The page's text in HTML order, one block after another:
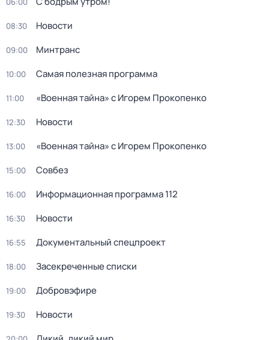
08:30 Новости
09:00 Минтранс
10:00 Самая полезная программа
11:00 «Военная тайна» с Игорем Прокопенко
12:30 Новости
13:00 «Военная тайна» с Игорем Прокопенко
15:00 Совбез
16:00 Информационная программа 112
16:30 Новости
16:55 Документальный спецпроект
18:00 Зaceкрeченные списки
19:00 Добровэфире
19:30 Новости